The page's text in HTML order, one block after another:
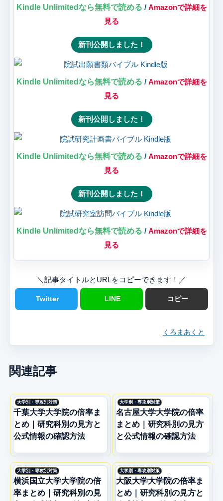
Kindle Unlimitedなら無料で読める / Amazonで詳細を
見る
新刊公開しました！
Kindle Unlimitedなら無料で読める / Amazonで詳細を
見る
新刊公開しました！
Kindle Unlimitedなら無料で読める / Amazonで詳細を
見る
新刊公開しました！
Kindle Unlimitedなら無料で読める / Amazonで詳細を
見る
＼記事タイトルとURLをコピーできます！／
Twitter LINE コピー
くろまあくと
関連記事
大学別・専攻別対策
千葉大学大学院の倍率ま
とめ｜研究科別の見方と
公式情報の確認方法
大学別・専攻別対策
名古屋大学大学院の倍率
まとめ｜研究科別の見方
と公式情報の確認方法
大学別・専攻別対策
横浜国立大学大学院の倍
率まとめ｜研究科別の見
大学別・専攻別対策
大阪大学大学院の倍率ま
とめ｜研究科別の見方と